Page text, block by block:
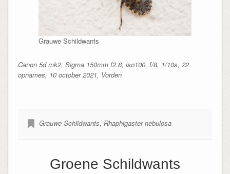
Grauwe Schildwants
Canon 5d mk2, Sigma 150mm f2.8; iso100, f/8, 1/10s, 22
opnames, 10 october 2021, Vorden
Grauwe Schildwants, Rhaphigaster nebulosa
Groene Schildwants